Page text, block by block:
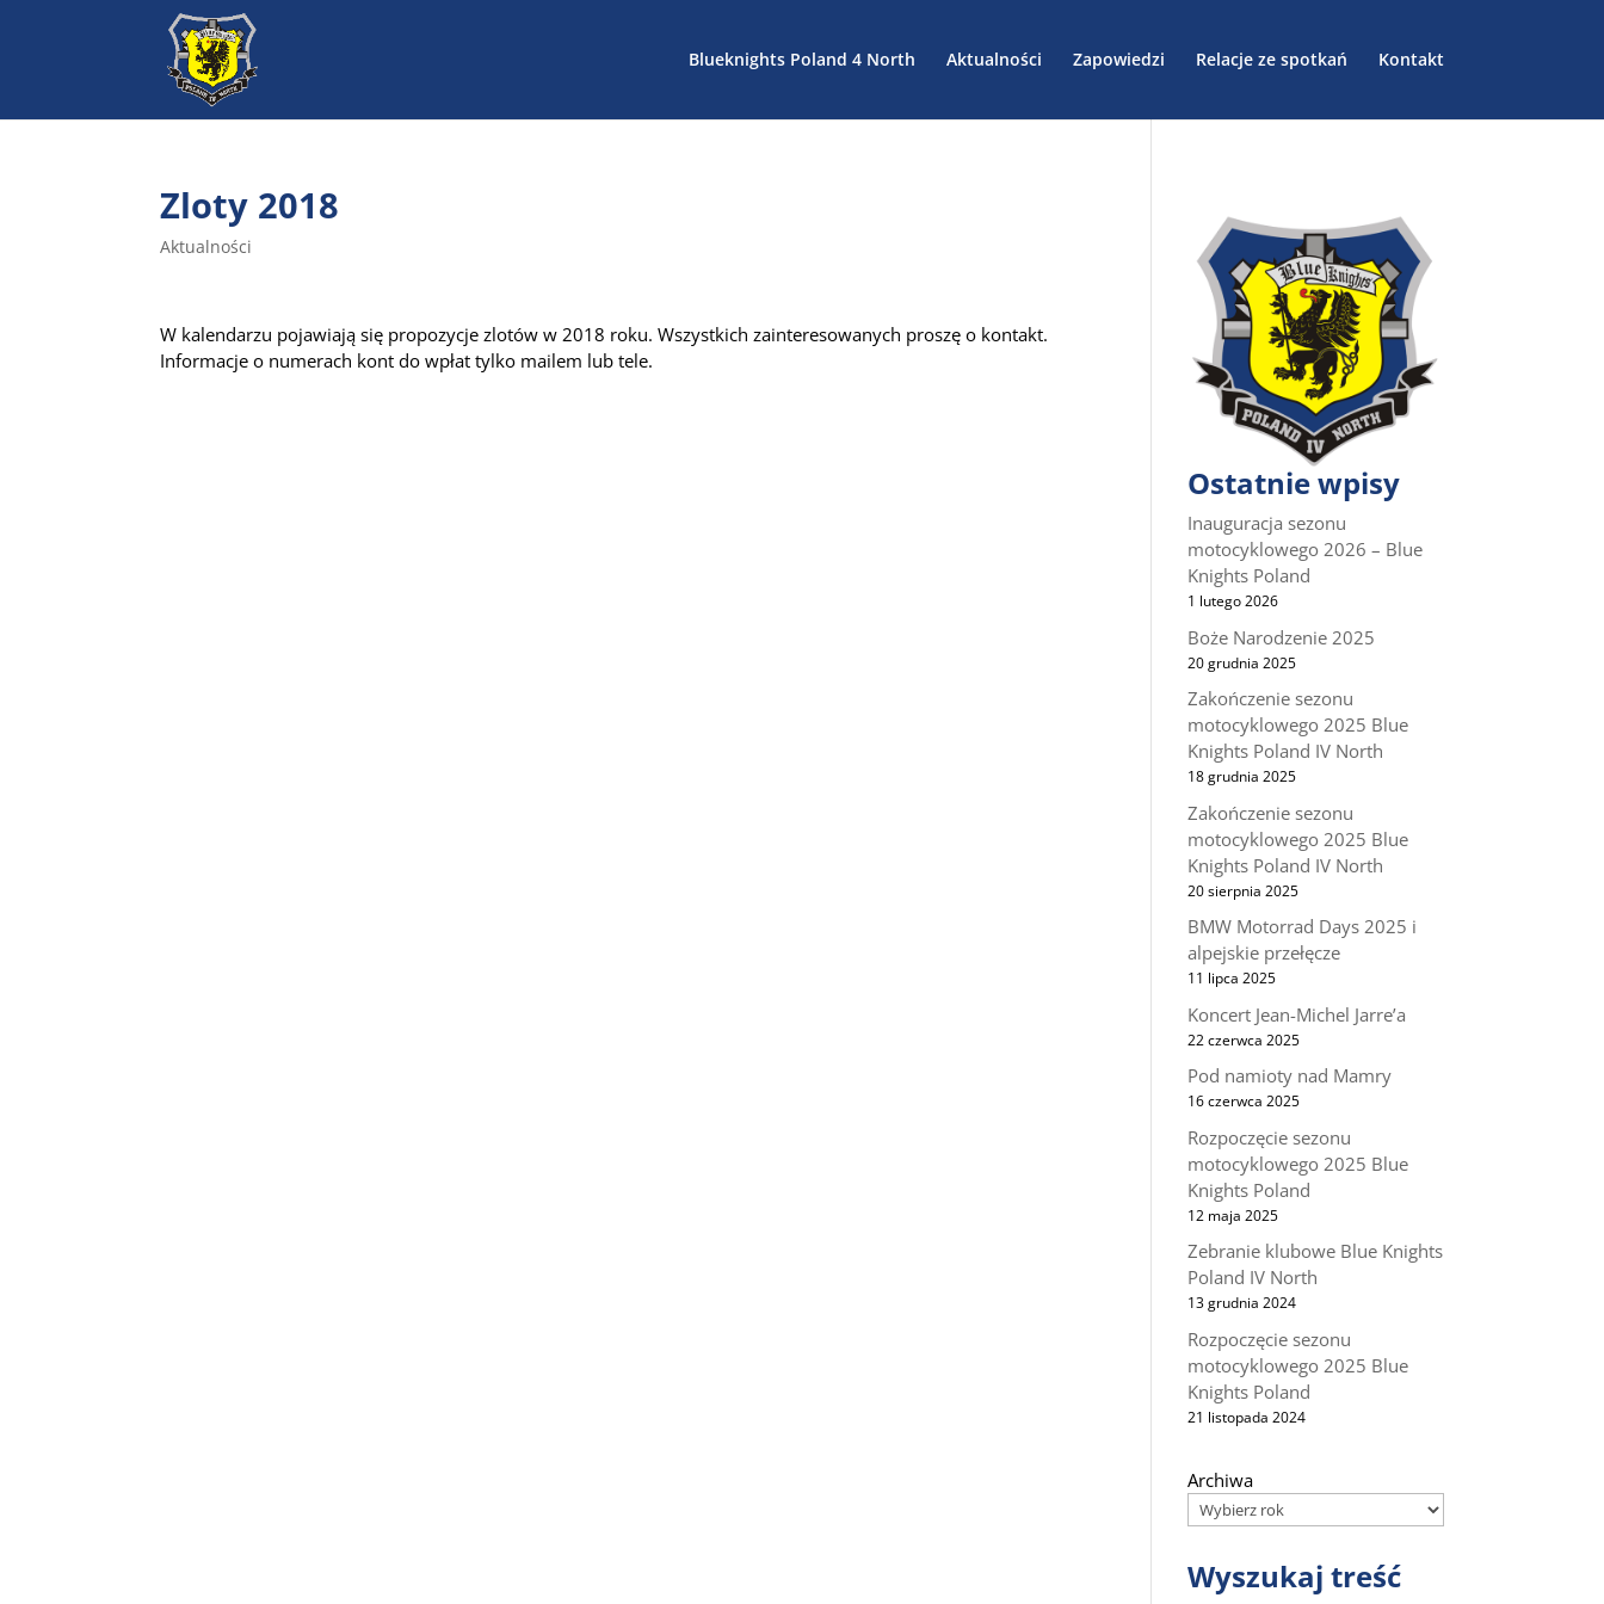
Blueknights Poland 4 North Aktualności Zapowiedzi Relacje ze spotkań Kontakt
Zloty 2018
Aktualności
W kalendarzu pojawiają się propozycje zlotów w 2018 roku. Wszystkich zainteresowanych proszę o kontakt.
Informacje o numerach kont do wpłat tylko mailem lub tele.
Ostatnie wpisy
Inauguracja sezonu
motocyklowego 2026 – Blue
Knights Poland
1 lutego 2026
Boże Narodzenie 2025
20 grudnia 2025
Zakończenie sezonu
motocyklowego 2025 Blue
Knights Poland IV North
18 grudnia 2025
Zakończenie sezonu
motocyklowego 2025 Blue
Knights Poland IV North
20 sierpnia 2025
BMW Motorrad Days 2025 i
alpejskie przełęcze
11 lipca 2025
Koncert Jean-Michel Jarre’a
22 czerwca 2025
Pod namioty nad Mamry
16 czerwca 2025
Rozpoczęcie sezonu
motocyklowego 2025 Blue
Knights Poland
12 maja 2025
Zebranie klubowe Blue Knights
Poland IV North
13 grudnia 2024
Rozpoczęcie sezonu
motocyklowego 2025 Blue
Knights Poland
21 listopada 2024
Archiwa
Wyszukaj treść